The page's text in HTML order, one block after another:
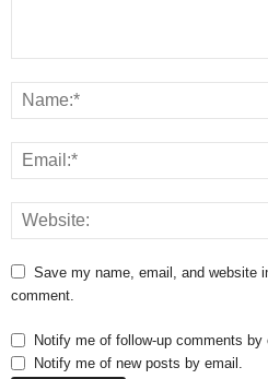
Save my name, email, and website
comment.
Notify me of follow-up comments by
Notify me of new posts by email.